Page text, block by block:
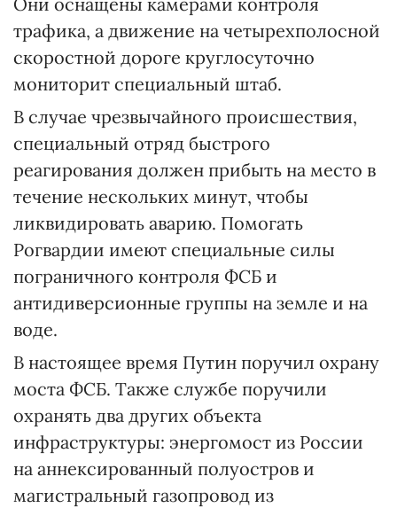
трафика, а движение на четырехполосной
скоростной дороге круглосуточно
мониторит специальный штаб.
В случае чрезвычайного происшествия,
специальный отряд быстрого
реагирования должен прибыть на место в
течение нескольких минут, чтобы
ликвидировать аварию. Помогать
Рогвардии имеют специальные силы
пограничного контроля ФСБ и
антидиверсионные группы на земле и на
воде.
В настоящее время Путин поручил охрану
моста ФСБ. Также службе поручили
охранять два других объекта
инфраструктуры: энергомост из России
на аннексированный полуостров и
магистральный газопровод из